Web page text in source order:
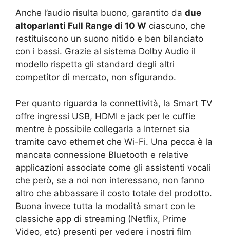
Anche l’audio risulta buono, garantito da due
altoparlanti Full Range di 10 W ciascuno, che
restituiscono un suono nitido e ben bilanciato
con i bassi. Grazie al sistema Dolby Audio il
modello rispetta gli standard degli altri
competitor di mercato, non sfigurando.
Per quanto riguarda la connettività, la Smart TV
offre ingressi USB, HDMI e jack per le cuffie
mentre è possibile collegarla a Internet sia
tramite cavo ethernet che Wi-Fi. Una pecca è la
mancata connessione Bluetooth e relative
applicazioni associate come gli assistenti vocali
che però, se a noi non interessano, non fanno
altro che abbassare il costo totale del prodotto.
Buona invece tutta la modalità smart con le
classiche app di streaming (Netflix, Prime
Video, etc) presenti per vedere i nostri film